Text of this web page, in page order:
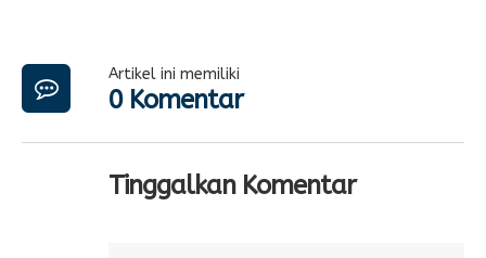
Artikel ini memiliki
0 Komentar
Tinggalkan Komentar